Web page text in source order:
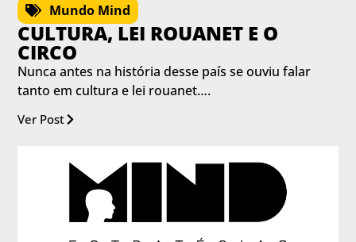
Mundo Mind
CULTURA, LEI ROUANET E O
CIRCO
Nunca antes na história desse país se ouviu falar
tanto em cultura e lei rouanet….
Ver Post